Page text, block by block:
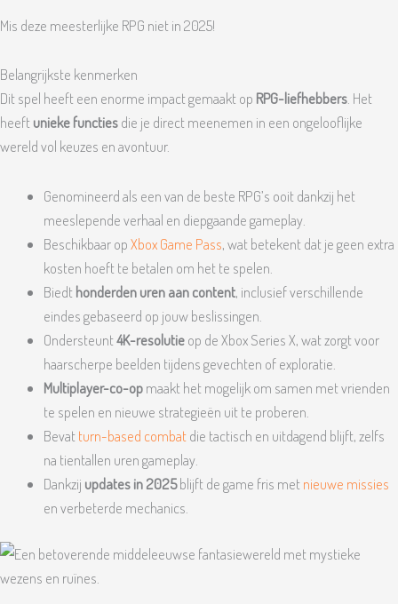
Mis deze meesterlijke RPG niet in 2025!
Belangrijkste kenmerken
Dit spel heeft een enorme impact gemaakt op RPG-liefhebbers. Het
heeftunieke functiesdie je direct meenemen in een ongelooflijke
wereld vol keuzes en avontuur.
Genomineerd als een van de beste RPG’s ooit dankzij het
meeslepende verhaal en diepgaande gameplay.
Beschikbaar opXbox Game Pass, wat betekent dat je geen extra
kosten hoeft te betalen om het te spelen.
Biedthonderden uren aan content, inclusief verschillende
eindes gebaseerd op jouw beslissingen.
Ondersteunt4K-resolutieop de Xbox Series X, wat zorgt voor
haarscherpe beelden tijdens gevechten of exploratie.
Multiplayer-co-opmaakt het mogelijk om samen met vrienden
te spelen en nieuwe strategieën uit te proberen.
Bevatturn-based combatdie tactisch en uitdagend blijft, zelfs
na tientallen uren gameplay.
Dankzij updates in 2025blijft de game fris metnieuwe missies
en verbeterde mechanics.